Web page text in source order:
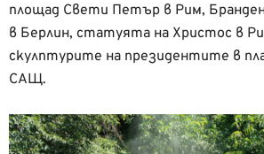
площад Свети Петър в Рим,
в Берлин, статуята на Христос в
скулптурите на президентите в
САЩ.